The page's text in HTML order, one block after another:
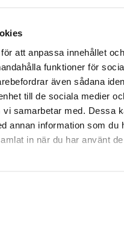
att anpassa innehållet och
funktioner för
även sådana
till de sociala medier
samarbetar med. Dessa
annan information som du
in när du har använt